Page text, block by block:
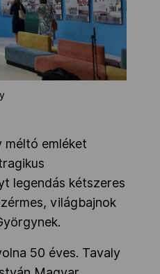
méltó emléket
legendás kétszeres
világbajnok
50 éves. Tavaly